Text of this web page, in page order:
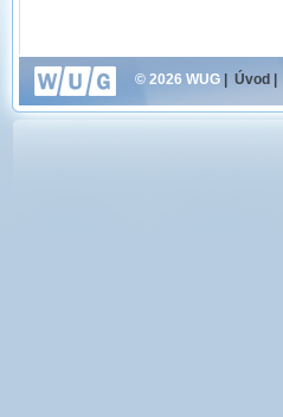
© 2026 WUG Úvod